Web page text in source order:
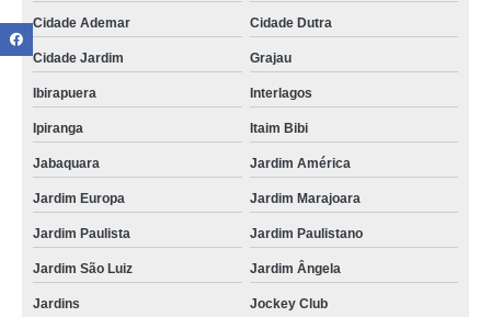
Cidade Ademar Cidade Dutra
Cidade Jardim Grajau
Ibirapuera Interlagos
Ipiranga Itaim Bibi
Jabaquara Jardim América
Jardim Europa Jardim Marajoara
Jardim Paulista Jardim Paulistano
Jardim São Luiz Jardim Ângela
Jardins Jockey Club